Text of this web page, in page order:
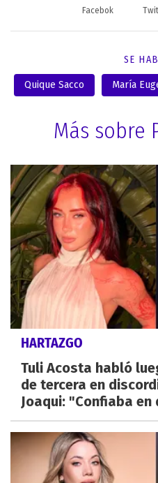
Facebok
SE
Quique Sacco María
Más sobre
HARTAZGO
Tuli Acosta habló
de tercera en
Joaqui: "Confiaba en